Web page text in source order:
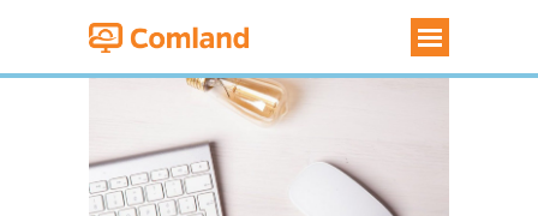
oferta